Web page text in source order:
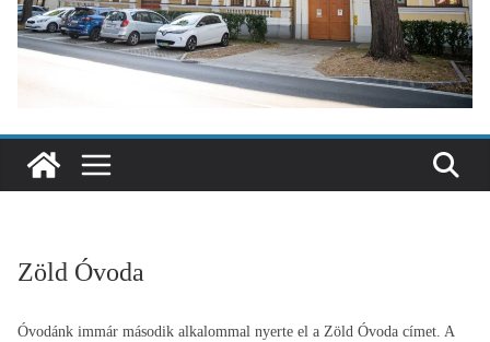
Zöld Óvoda
Óvodánk immár második alkalommal nyerte el a Zöld Óvoda címet. A